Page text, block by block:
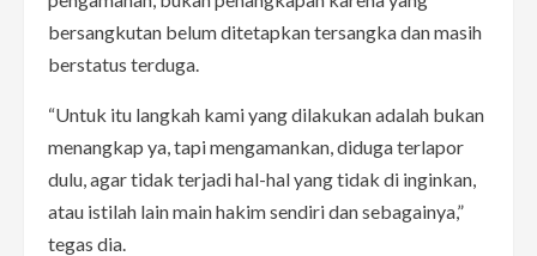
bersangkutan belum ditetapkan tersangka dan masih
berstatus terduga.
“Untuk itu langkah kami yang dilakukan adalah bukan
menangkap ya, tapi mengamankan, diduga terlapor
dulu, agar tidak terjadi hal-hal yang tidak di inginkan,
atau istilah lain main hakim sendiri dan sebagainya,”
tegas dia.